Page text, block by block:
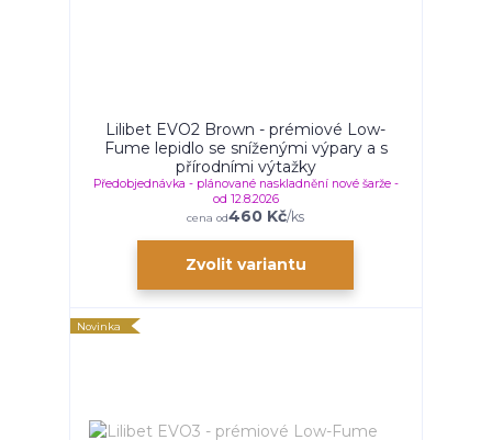
Lilibet EVO2 Brown - prémiové Low-
Fume lepidlo se sníženými výpary a s
přírodními výtažky
cena od460 Kč/ks
Předobjednávka - plánované naskladnění nové šarže -
od 12.8.2026
Zvolit variantu
Novinka